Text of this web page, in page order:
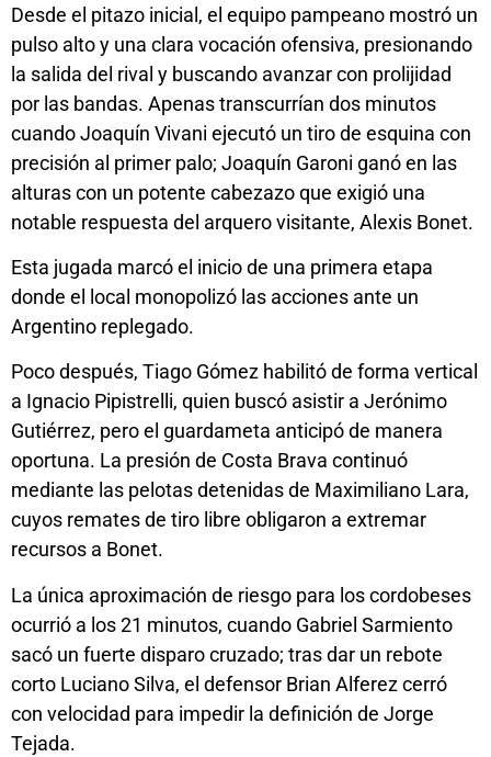
Desde el pitazo inicial, el equipo pampeano mostró un
pulso alto y una clara vocación ofensiva, presionando
la salida del rival y buscando avanzar con prolijidad
por las bandas. Apenas transcurrían dos minutos
cuando Joaquín Vivani ejecutó un tiro de esquina con
precisión al primer palo; Joaquín Garoni ganó en las
alturas con un potente cabezazo que exigió una
notable respuesta del arquero visitante, Alexis Bonet.
Esta jugada marcó el inicio de una primera etapa
donde el local monopolizó las acciones ante un
Argentino replegado.
Poco después, Tiago Gómez habilitó de forma vertical
a Ignacio Pipistrelli, quien buscó asistir a Jerónimo
Gutiérrez, pero el guardameta anticipó de manera
oportuna. La presión de Costa Brava continuó
mediante las pelotas detenidas de Maximiliano Lara,
cuyos remates de tiro libre obligaron a extremar
recursos a Bonet.
La única aproximación de riesgo para los cordobeses
ocurrió a los 21 minutos, cuando Gabriel Sarmiento
sacó un fuerte disparo cruzado; tras dar un rebote
corto Luciano Silva, el defensor Brian Alferez cerró
con velocidad para impedir la definición de Jorge
Tejada.